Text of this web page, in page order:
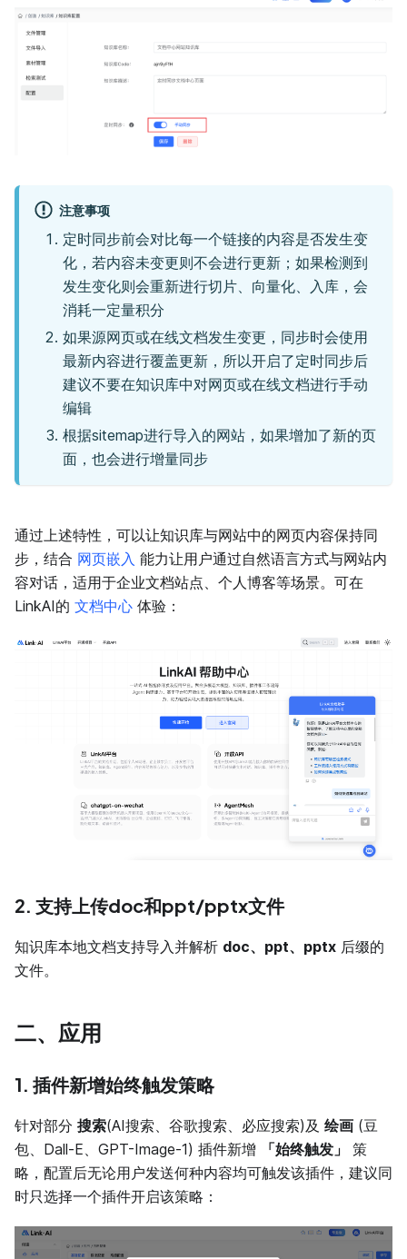
注意事项
定时同步前会对比每一个链接的内容是否发生变
化，若内容未变更则不会进行更新；如果检测到
发生变化则会重新进行切片、向量化、入库，会
消耗一定量积分
如果源网页或在线文档发生变更，同步时会使用
最新内容进行覆盖更新，所以开启了定时同步后
建议不要在知识库中对网页或在线文档进行手动
编辑
根据sitemap进行导入的网站，如果增加了新的页
面，也会进行增量同步
通过上述特性，可以让知识库与网站中的网页内容保持同
步，结合 网页嵌入 能力让用户通过自然语言方式与网站内
容对话，适用于企业文档站点、个人博客等场景。可在
LinkAI的 文档中心 体验：
2. 支持上传doc和ppt/pptx文件
知识库本地文档支持导入并解析 doc、ppt、pptx 后缀的
文件。
二、应用
1. 插件新增始终触发策略
针对部分 搜索(AI搜索、谷歌搜索、必应搜索)及 绘画 (豆
包、Dall-E、GPT-Image-1) 插件新增
「始终触发」
策
略，配置后无论用户发送何种内容均可触发该插件，建议同
时只选择一个插件开启该策略：